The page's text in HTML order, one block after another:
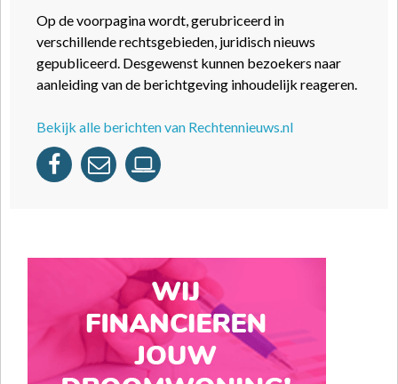
Op de voorpagina wordt, gerubriceerd in
verschillende rechtsgebieden, juridisch nieuws
gepubliceerd. Desgewenst kunnen bezoekers naar
aanleiding van de berichtgeving inhoudelijk reageren.
Bekijk alle berichten van Rechtennieuws.nl